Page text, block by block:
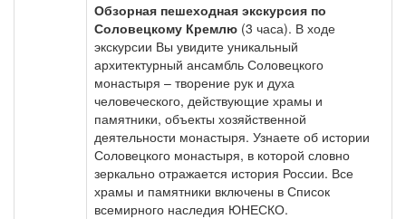
Обзорная пешеходная экскурсия по
Соловецкому Кремлю (3 часа). В ходе
экскурсии Вы увидите уникальный
архитектурный ансамбль Соловецкого
монастыря – творение рук и духа
человеческого, действующие храмы и
памятники, объекты хозяйственной
деятельности монастыря. Узнаете об истории
Соловецкого монастыря, в которой словно
зеркально отражается история России. Все
храмы и памятники включены в Список
всемирного наследия ЮНЕСКО.